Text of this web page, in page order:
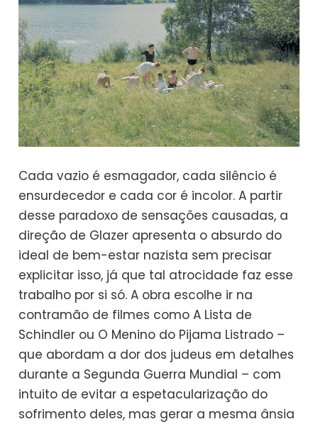
Cada vazio é esmagador, cada silêncio é
ensurdecedor e cada cor é incolor. A partir
desse paradoxo de sensações causadas, a
direção de Glazer apresenta o absurdo do
ideal de bem-estar nazista sem precisar
explicitar isso, já que tal atrocidade faz esse
trabalho por si só. A obra escolhe ir na
contramão de filmes como A Lista de
Schindler ou O Menino do Pijama Listrado –
que abordam a dor dos judeus em detalhes
durante a Segunda Guerra Mundial – com
intuito de evitar a espetacularização do
sofrimento deles, mas gerar a mesma ânsia